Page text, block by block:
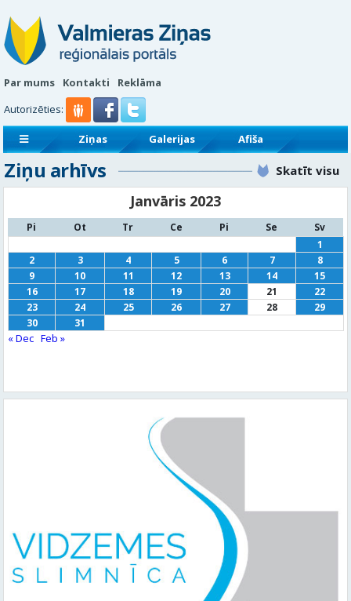
Par mums Kontakti
Reklāma
Autorizēties:
Ziņas Galerijas
Afiša
Sludinājumi
Reklāmraksti
Ziņu arhīvs Skatīt visu
Janvāris 2023
Pi Ot Tr Ce Pi Se
Sv
1
2
3 4 5 6 7
8
9
10 11 12 13 14
15
16
17 18 19 20 21
22
23
24 25 26 27 28
29
30
31
« Dec Feb »